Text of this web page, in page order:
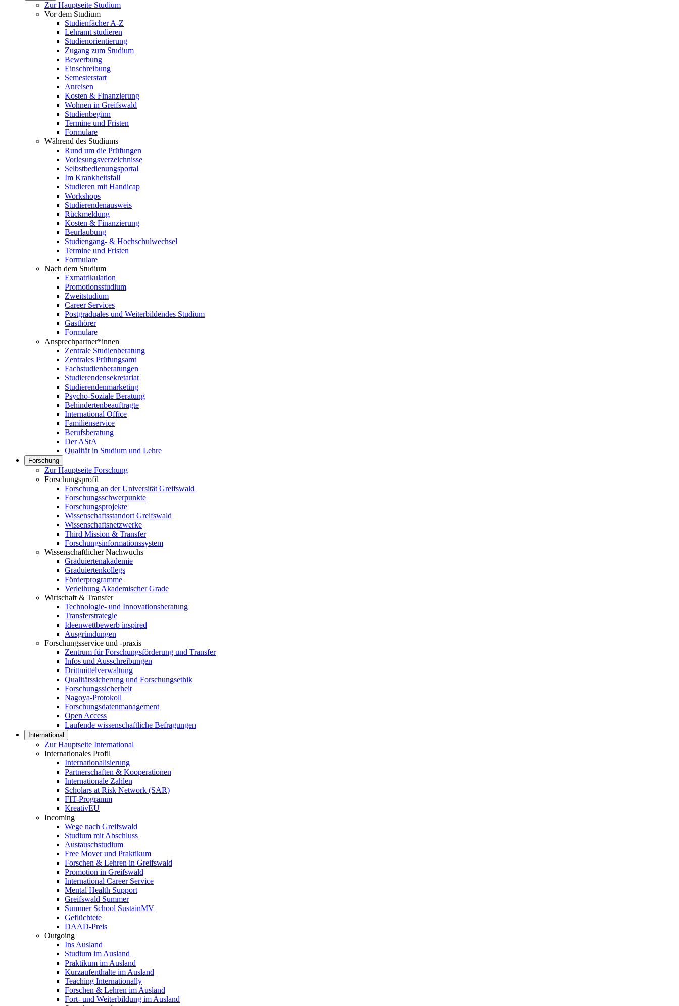
Zur Hauptseite Studium
Vor dem Studium
Studienfächer A-Z
Lehramt studieren
Studienorientierung
Zugang zum Studium
Bewerbung
Einschreibung
Semesterstart
Anreisen
Kosten & Finanzierung
Wohnen in Greifswald
Studienbeginn
Termine und Fristen
Formulare
Während des Studiums
Rund um die Prüfungen
Vorlesungsverzeichnisse
Selbstbedienungsportal
Im Krankheitsfall
Studieren mit Handicap
Workshops
Studierendenausweis
Rückmeldung
Kosten & Finanzierung
Beurlaubung
Studiengang- & Hochschulwechsel
Termine und Fristen
Formulare
Nach dem Studium
Exmatrikulation
Promotionsstudium
Zweitstudium
Career Services
Postgraduales und Weiterbildendes Studium
Gasthörer
Formulare
Ansprechpartner*innen
Zentrale Studienberatung
Zentrales Prüfungsamt
Fachstudienberatungen
Studierendensekretariat
Studierendenmarketing
Psycho-Soziale Beratung
Behindertenbeauftragte
International Office
Familienservice
Berufsberatung
Der AStA
Qualität in Studium und Lehre
Forschung
Zur Hauptseite Forschung
Forschungsprofil
Forschung an der Universität Greifswald
Forschungsschwerpunkte
Forschungsprojekte
Wissenschaftsstandort Greifswald
Wissenschaftsnetzwerke
Third Mission & Transfer
Forschungsinformationssystem
Wissenschaftlicher Nachwuchs
Graduiertenakademie
Graduiertenkollegs
Förderprogramme
Verleihung Akademischer Grade
Wirtschaft & Transfer
Technologie- und Innovationsberatung
Transferstrategie
Ideenwettbewerb inspired
Ausgründungen
Forschungsservice und -praxis
Zentrum für Forschungsförderung und Transfer
Infos und Ausschreibungen
Drittmittelverwaltung
Qualitätssicherung und Forschungsethik
Forschungssicherheit
Nagoya-Protokoll
Forschungsdatenmanagement
Open Access
Laufende wissenschaftliche Befragungen
International
Zur Hauptseite International
Internationales Profil
Internationalisierung
Partnerschaften & Kooperationen
Internationale Zahlen
Scholars at Risk Network (SAR)
FIT-Programm
KreativEU
Incoming
Wege nach Greifswald
Studium mit Abschluss
Austauschstudium
Free Mover und Praktikum
Forschen & Lehren in Greifswald
Promotion in Greifswald
International Career Service
Mental Health Support
Greifswald Summer
Summer School SustainMV
Geflüchtete
DAAD-Preis
Outgoing
Ins Ausland
Studium im Ausland
Praktikum im Ausland
Kurzaufenthalte im Ausland
Teaching Internationally
Forschen & Lehren im Ausland
Fort- und Weiterbildung im Ausland